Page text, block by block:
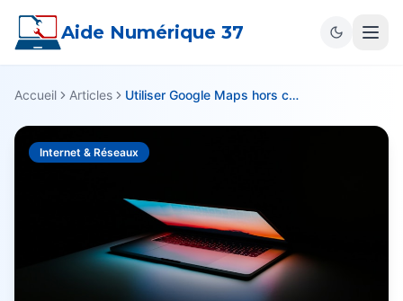
Aide Numérique 37
Accueil Articles Utiliser Google Maps hors connexion : Le guide complet
Internet & Réseaux